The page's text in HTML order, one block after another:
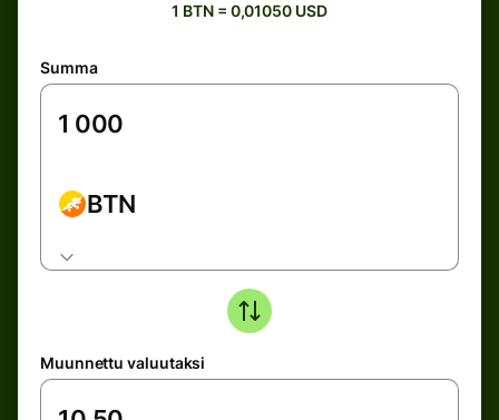
1 BTN = 0,01050 USD
Summa
BTN
Muunnettu valuutaksi